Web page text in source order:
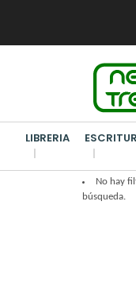
LIBRERIA
No hay
búsqueda.